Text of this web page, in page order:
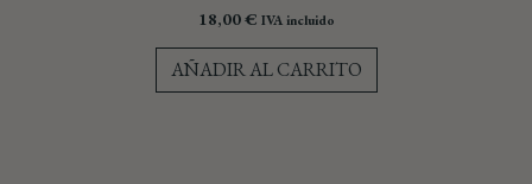
18,00€ IVA incluido
AÑADIR AL CARRITO